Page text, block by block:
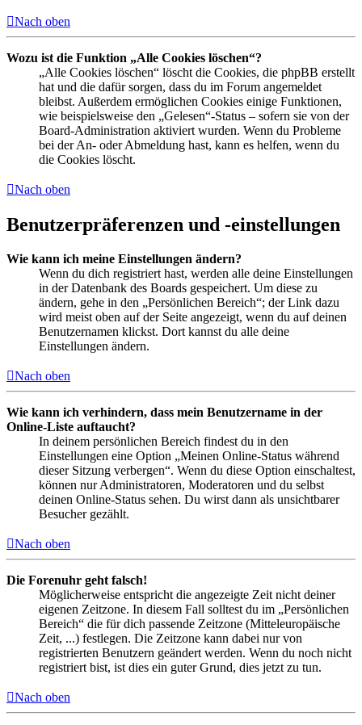
Nach oben
Wozu ist die Funktion „Alle Cookies löschen“?
„Alle Cookies löschen“ löscht die Cookies, die phpBB erstellt
hat und die dafür sorgen, dass du im Forum angemeldet
bleibst. Außerdem ermöglichen Cookies einige Funktionen,
wie beispielsweise den „Gelesen“-Status – sofern sie von der
Board-Administration aktiviert wurden. Wenn du Probleme
bei der An- oder Abmeldung hast, kann es helfen, wenn du
die Cookies löscht.
Nach oben
Benutzerpräferenzen und -einstellungen
Wie kann ich meine Einstellungen ändern?
Wenn du dich registriert hast, werden alle deine Einstellungen
in der Datenbank des Boards gespeichert. Um diese zu
ändern, gehe in den „Persönlichen Bereich“; der Link dazu
wird meist oben auf der Seite angezeigt, wenn du auf deinen
Benutzernamen klickst. Dort kannst du alle deine
Einstellungen ändern.
Nach oben
Wie kann ich verhindern, dass mein Benutzername in der
Online-Liste auftaucht?
In deinem persönlichen Bereich findest du in den
Einstellungen eine Option „Meinen Online-Status während
dieser Sitzung verbergen“. Wenn du diese Option einschaltest,
können nur Administratoren, Moderatoren und du selbst
deinen Online-Status sehen. Du wirst dann als unsichtbarer
Besucher gezählt.
Nach oben
Die Forenuhr geht falsch!
Möglicherweise entspricht die angezeigte Zeit nicht deiner
eigenen Zeitzone. In diesem Fall solltest du im „Persönlichen
Bereich“ die für dich passende Zeitzone (Mitteleuropäische
Zeit, ...) festlegen. Die Zeitzone kann dabei nur von
registrierten Benutzern geändert werden. Wenn du noch nicht
registriert bist, ist dies ein guter Grund, dies jetzt zu tun.
Nach oben